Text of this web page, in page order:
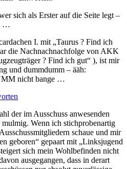
sich als Erster auf die Seite legt –
…
I. mit „Taurus ? Find ich
die Nachnachnachfolge von AKK
? Find ich gut“ ), ist mir
und dummdumm – ääh:
nicht bange …
der im Ausschuss anwesenden
Wenn ich stichprobenartig
schaue und mir
geboren“ gepaart mit „Linksjugend
sich mein Wohlbefinden nicht
ausgegangen, dass in derart